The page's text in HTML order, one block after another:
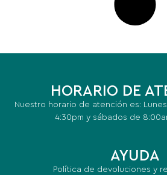
HORARIO DE
Nuestro horario de atención es:
4:30pm y sábados de
AYUDA
Política de devoluciones y